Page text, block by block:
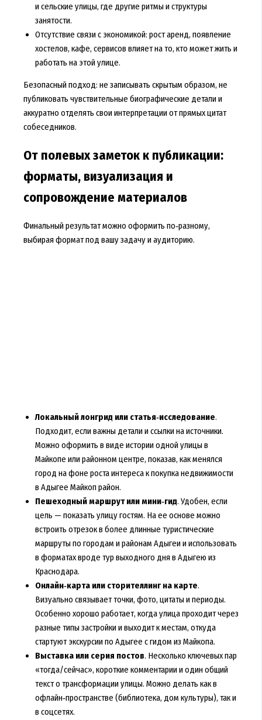
и сельские улицы, где другие ритмы и структуры
занятости.
Отсутствие связи с экономикой: рост аренд, появление
хостелов, кафе, сервисов влияет на то, кто может жить и
работать на этой улице.
Безопасный подход: не записывать скрытым образом, не
публиковать чувствительные биографические детали и
аккуратно отделять свои интерпретации от прямых цитат
собеседников.
От полевых заметок к публикации:
форматы, визуализация и
сопровождение материалов
Финальный результат можно оформить по‑разному,
выбирая формат под вашу задачу и аудиторию.
Локальный лонгрид или статья‑исследование.
Подходит, если важны детали и ссылки на источники.
Можно оформить в виде истории одной улицы в
Майкопе или районном центре, показав, как менялся
город на фоне роста интереса к покупка недвижимости
в Адыгее Майкоп район.
Пешеходный маршрут или мини‑гид. Удобен, если
цель — показать улицу гостям. На ее основе можно
встроить отрезок в более длинные туристические
маршруты по городам и районам Адыгеи и использовать
в форматах вроде тур выходного дня в Адыгею из
Краснодара.
Онлайн‑карта или сторителлинг на карте.
Визуально связывает точки, фото, цитаты и периоды.
Особенно хорошо работает, когда улица проходит через
разные типы застройки и выходит к местам, откуда
стартуют экскурсии по Адыгее с гидом из Майкопа.
Выставка или серия постов. Несколько ключевых пар
«тогда/сейчас», короткие комментарии и один общий
текст о трансформации улицы. Можно делать как в
офлайн‑пространстве (библиотека, дом культуры), так и
в соцсетях.